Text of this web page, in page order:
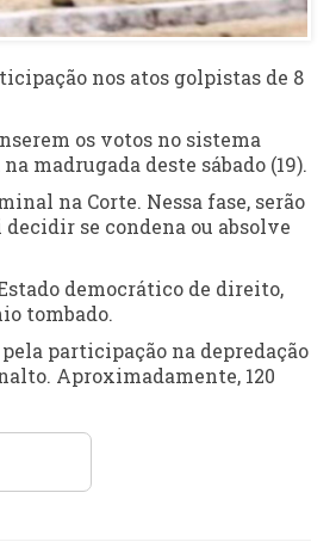
nos atos golpistas de 8
os votos no sistema
madrugada deste sábado (19).
na Corte. Nessa fase, serão
decidir se condena ou absolve
democrático de direito,
tombado.
participação na depredação
Aproximadamente, 120